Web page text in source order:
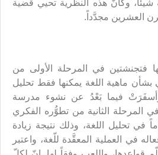
شيئاً، وكأنّ هذه النظرية تحيي قضية
العشرين مجدَّداً.
فتجنشتين في المرحلة الأولى من
ماهية اللغة يمكنها فقط تحليل
فيما بَعْدُ عن نشوء مدرسة
المرحلة الثانية من تطوُّره الفكري
في تحليل اللغة، وذلك نتيجة زيادة
في العملية المعقَّدة للّغة، واعتبر